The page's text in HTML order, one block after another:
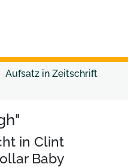
Aufsatz in Zeitschrift
in Clint
Baby